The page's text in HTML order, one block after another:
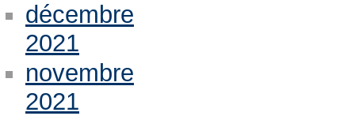
décembre
2021
novembre
2021